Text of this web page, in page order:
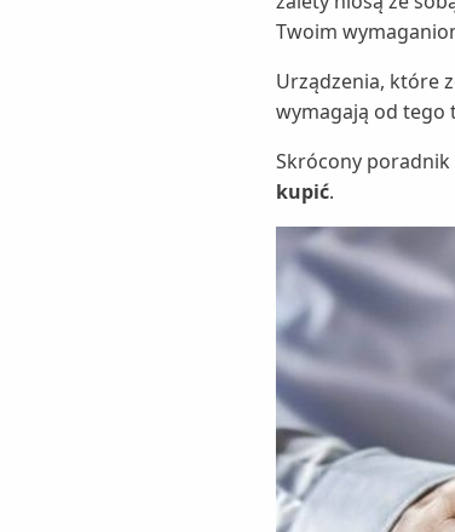
Twoim
Urządzenia, które
wymagają od tego
Skrócony
kupić.